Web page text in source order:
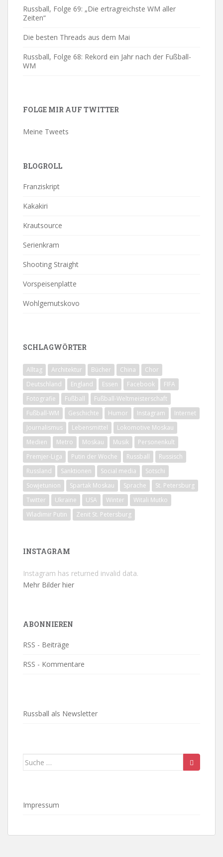
Russball, Folge 69: „Die ertragreichste WM aller
Zeiten“
Die besten Threads aus dem Mai
Russball, Folge 68: Rekord ein Jahr nach der Fußball-
WM
FOLGE MIR AUF TWITTER
Meine Tweets
BLOGROLL
Franziskript
Kakakiri
Krautsource
Serienkram
Shooting Straight
Vorspeisenplatte
Wohlgemutskovo
SCHLAGWÖRTER
Alltag Architektur Bücher China
Chor
Deutschland
England Essen Facebook
FIFA
Fotografie
Fußball
Fußball-Weltmeisterschaft
Fußball-WM
Geschichte Humor Instagram
Internet
Journalismus
Lebensmittel
Lokomotive Moskau
Medien
Metro Moskau Musik
Personenkult
Premjer-Liga
Putin der Woche Russball
Russisch
Russland
Sanktionen Social media
Sotschi
Sowjetunion
Spartak Moskau Sprache
St. Petersburg
Twitter
Ukraine USA Winter
Witali Mutko
Wladimir Putin
Zenit St. Petersburg
INSTAGRAM
Instagram has returned invalid data.
Mehr Bilder hier
ABONNIEREN
RSS - Beiträge
RSS - Kommentare
Russball als Newsletter
Suche
Impressum